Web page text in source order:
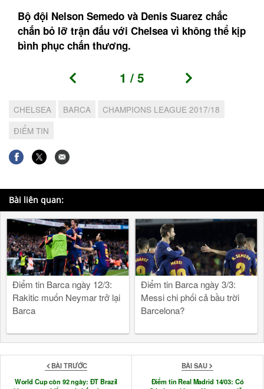
Bộ đội Nelson Semedo và Denis Suarez chắc
chắn bỏ lỡ trận đấu với Chelsea vì không thể kịp
bình phục chấn thương.
1 / 5
CHELSEA BARCA
CHAMPIONS LEAGUE 2017/18
ĐIỂM TIN
Bài liên quan:
Điểm tin Barca ngày 12/3:
Rakitic muốn Neymar trở lại
Barca
Điểm tin Barca ngày 3/3:
Messi chi phối cả bầu trời
Barcelona?
BÀI TRƯỚC
World Cup còn 92 ngày: ĐT Brazil
BÀI SAU
Điểm tin Real Madrid 14/03: Có